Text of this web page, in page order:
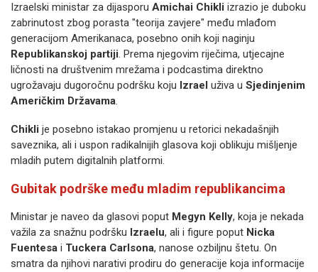
Izraelski ministar za dijasporu Amichai Chikli izrazio je duboku
zabrinutost zbog porasta "teorija zavjere" među mlađom
generacijom Amerikanaca, posebno onih koji naginju
Republikanskoj partiji. Prema njegovim riječima, utjecajne
ličnosti na društvenim mrežama i podcastima direktno
ugrožavaju dugoročnu podršku koju Izrael uživa u Sjedinjenim
Američkim Državama.
Chikli je posebno istakao promjenu u retorici nekadašnjih
saveznika, ali i uspon radikalnijih glasova koji oblikuju mišljenje
mladih putem digitalnih platformi.
Gubitak podrške među mladim republikancima
Ministar je naveo da glasovi poput Megyn Kelly, koja je nekada
važila za snažnu podršku Izraelu, ali i figure poput Nicka
Fuentesa i Tuckera Carlsona, nanose ozbiljnu štetu. On
smatra da njihovi narativi prodiru do generacije koja informacije